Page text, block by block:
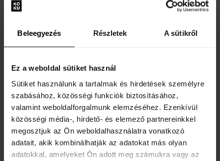
Beleegyezés Részletek A sütikről
Ez a weboldal sütiket használ
Sütiket használunk a tartalmak és hirdetések személyre
szabásához, közösségi funkciók biztosításához,
valamint weboldalforgalmunk elemzéséhez. Ezenkívül
közösségi média-, hirdető- és elemező partnereinkkel
megosztjuk az Ön weboldalhasználatra vonatkozó
adatait, akik kombinálhatják az adatokat más olyan
adatokkal, amelyeket Ön adott meg számukra vagy az
Eau de Parfum
Női
Elküldjük 13.08.
6165 Ft